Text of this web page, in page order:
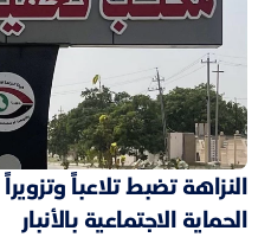
الحماية الاجتماعية بالأنبار